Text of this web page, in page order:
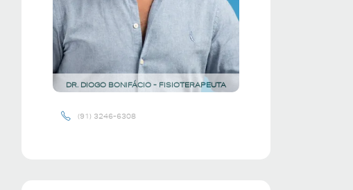
DR. DIOGO BONIFÁCIO - FISIOTERAPEUTA
(91) 3246-6308